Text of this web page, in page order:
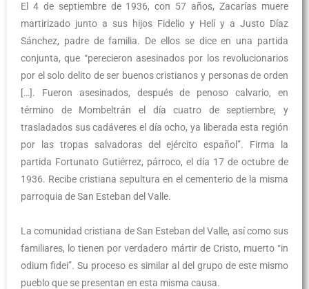
El 4 de septiembre de 1936, con 57 años, Zacarías muere
martirizado junto a sus hijos Fidelio y Helí y a Justo Díaz
Sánchez, padre de familia. De ellos se dice en una partida
conjunta, que “perecieron asesinados por los revolucionarios
por el solo delito de ser buenos cristianos y personas de orden
[…]. Fueron asesinados, después de penoso calvario, en
término de Mombeltrán el día cuatro de septiembre, y
trasladados sus cadáveres el día ocho, ya liberada esta región
por las tropas salvadoras del ejército español”. Firma la
partida Fortunato Gutiérrez, párroco, el día 17 de octubre de
1936. Recibe cristiana sepultura en el cementerio de la misma
parroquia de San Esteban del Valle.
La comunidad cristiana de San Esteban del Valle, así como sus
familiares, lo tienen por verdadero mártir de Cristo, muerto “in
odium fidei”. Su proceso es similar al del grupo de este mismo
pueblo que se presentan en esta misma causa.